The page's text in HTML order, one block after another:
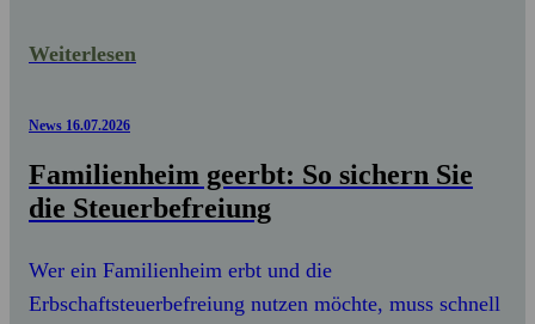
Weiterlesen
News 16.07.2026
Familienheim geerbt: So sichern Sie
die Steuerbefreiung
Wer ein Familienheim erbt und die
Erbschaftsteuerbefreiung nutzen möchte, muss schnell